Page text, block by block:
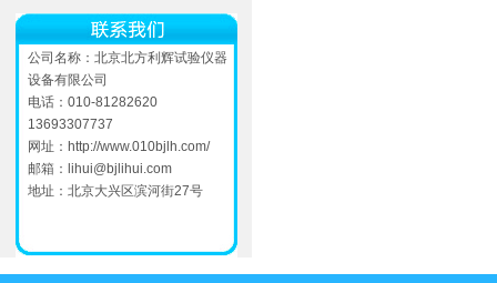
公司名称：北京北方利辉试验仪器
设备有限公司
电话：010-81282620
13693307737
网址： http://www.010bjlh.com/
邮箱： lihui@bjlihui.com
地址：北京大兴区滨河街27号